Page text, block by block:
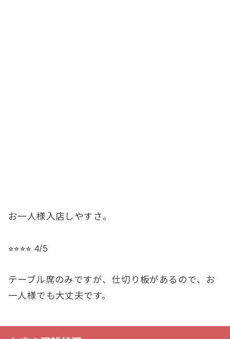
お一人様入店しやすさ。
⭐︎⭐︎⭐︎⭐︎ 4/5
テーブル席のみですが、仕切り板があるので、お
一人様でも大丈夫です。